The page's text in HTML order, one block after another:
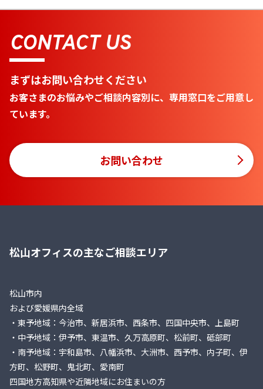
CONTACT US
まずはお問い合わせください
お客さまのお悩みやご相談内容別に、専用窓口をご用意し
ています。
お問い合わせ
松山オフィスの主なご相談エリア
松山市内
および愛媛県内全域
・東予地域：今治市、新居浜市、西条市、四国中央市、上島町
・中予地域：伊予市、東温市、久万高原町、松前町、砥部町
・南予地域：宇和島市、八幡浜市、大洲市、西予市、内子町、伊
方町、松野町、鬼北町、愛南町
四国地方高知県や近隣地域にお住まいの方